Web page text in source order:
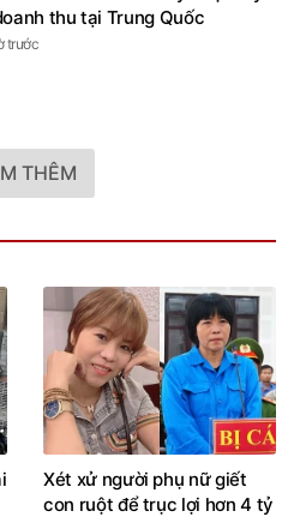
thu tại Trung Quốc
trước
THÊM
Xét xử người phụ nữ giết
con ruột để trục lợi hơn 4 tỷ